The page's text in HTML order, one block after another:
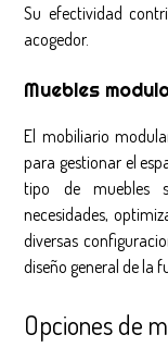
Su efectividad
acogedor.
Muebles
El mobiliario
para gestionar el
tipo de muebles
necesidades,
diversas
diseño general de la
Opciones de